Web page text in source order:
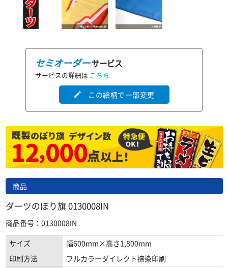
セミオーダーサービス
サービスの詳細は こちら
edit この絵柄で一部変更
商品
ダーツのぼり旗 0130008IN
商品番号：0130008IN
サイズ
幅600mm×高さ1,800mm
印刷方法
フルカラーダイレクト捺染印刷